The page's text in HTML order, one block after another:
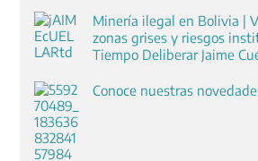
Minería ilegal en Bolivia |
zonas grises y riesgos
Tiempo Deliberar Jaime
Conoce nuestras